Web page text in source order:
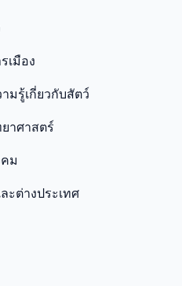
เมือง
มรู้เกี่ยวกับสัตว์
าศาสตร์
ม
ะต่างประเทศ